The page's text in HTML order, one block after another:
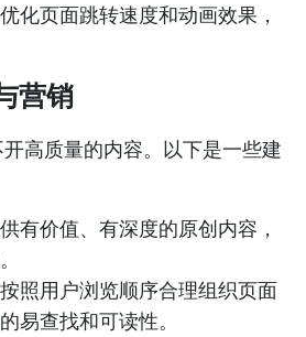
优化页面跳转速度和动画效果，
营销
高质量的内容。以下是一些建
供有价值、有深度的原创内容，
按照用户浏览顺序合理组织页面
易查找和可读性。